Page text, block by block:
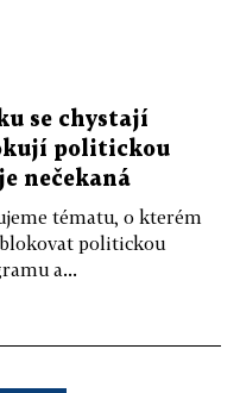
se chystají
politickou
nečekaná
tématu, o kterém
politickou
a...